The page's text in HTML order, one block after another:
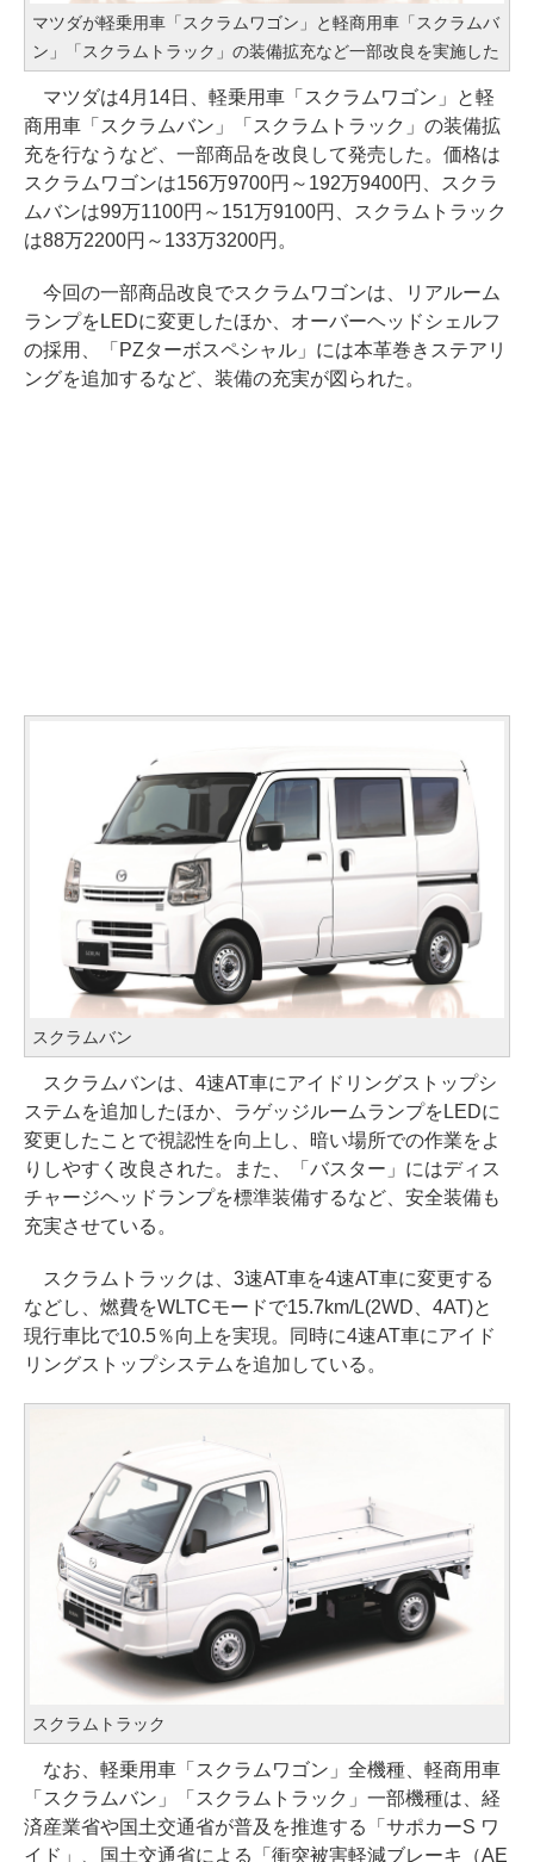
マツダが軽乗用車「スクラムワゴン」と軽商用車「スクラムバ
ン」「スクラムトラック」の装備拡充など一部改良を実施した
マツダは4月14日、軽乗用車「スクラムワゴン」と軽
商用車「スクラムバン」「スクラムトラック」の装備拡
充を行なうなど、一部商品を改良して発売した。価格は
スクラムワゴンは156万9700円～192万9400円、スクラ
ムバンは99万1100円～151万9100円、スクラムトラック
は88万2200円～133万3200円。
今回の一部商品改良でスクラムワゴンは、リアルーム
ランプをLEDに変更したほか、オーバーヘッドシェルフ
の採用、「PZターボスペシャル」には本革巻きステアリ
ングを追加するなど、装備の充実が図られた。
スクラムバン
スクラムバンは、4速AT車にアイドリングストップシ
ステムを追加したほか、ラゲッジルームランプをLEDに
変更したことで視認性を向上し、暗い場所での作業をよ
りしやすく改良された。また、「バスター」にはディス
チャージヘッドランプを標準装備するなど、安全装備も
充実させている。
スクラムトラックは、3速AT車を4速AT車に変更する
などし、燃費をWLTCモードで15.7km/L(2WD、4AT)と
現行車比で10.5％向上を実現。同時に4速AT車にアイド
リングストップシステムを追加している。
スクラムトラック
なお、軽乗用車「スクラムワゴン」全機種、軽商用車
「スクラムバン」「スクラムトラック」一部機種は、経
済産業省や国土交通省が普及を推進する「サポカーS ワ
イド」、国土交通省による「衝突被害軽減ブレーキ（AE